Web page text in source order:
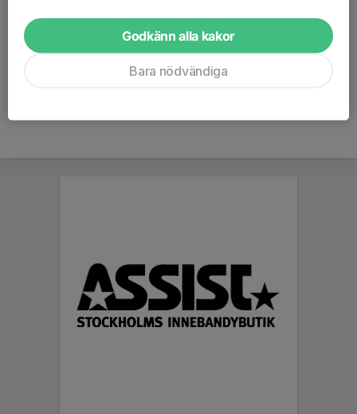
Position
Forward
Ålder
21 år
Godkänn alla kakor
Bara nödvändiga